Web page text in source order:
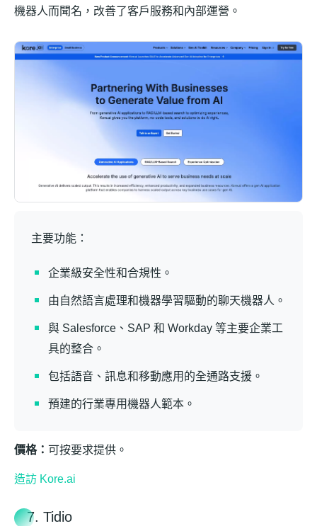
機器人而聞名，改善了客戶服務和內部運營。
主要功能：
企業級安全性和合規性。
由自然語言處理和機器學習驅動的聊天機器人。
與 Salesforce、SAP 和 Workday 等主要企業工
具的整合。
包括語音、訊息和移動應用的全通路支援。
預建的行業專用機器人範本。
價格： 可按要求提供。
造訪 Kore.ai
7. Tidio